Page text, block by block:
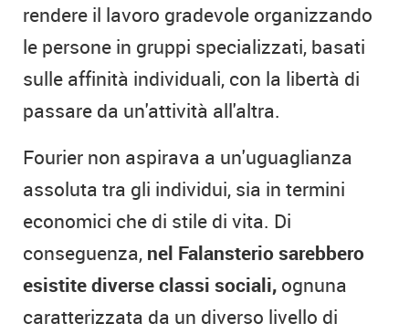
rendere il lavoro gradevole organizzando
le persone in gruppi specializzati, basati
sulle affinità individuali, con la libertà di
passare da un'attività all'altra.
Fourier non aspirava a un'uguaglianza
assoluta tra gli individui, sia in termini
economici che di stile di vita. Di
conseguenza, nel Falansterio sarebbero
esistite diverse classi sociali, ognuna
caratterizzata da un diverso livello di